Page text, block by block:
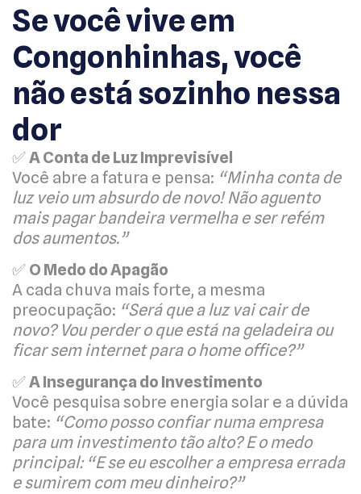
Se você vive em
Congonhinhas, você
não está sozinho nessa
dor
✅A Conta de Luz Imprevisível
Você abre a fatura e pensa: “Minha conta de
luz veio um absurdo de novo! Não aguento
mais pagar bandeira vermelha e ser refém
dos aumentos.”
✅ O Medo do Apagão
A cada chuva mais forte, a mesma
preocupação: “Será que a luz vai cair de
novo? Vou perder o que está na geladeira ou
ficar sem internet para o home office?”
✅A Insegurança do Investimento
Você pesquisa sobre energia solar e a dúvida
bate: “Como posso confiar numa empresa
para um investimento tão alto? E o medo
principal: “E se eu escolher a empresa errada
e sumirem com meu dinheiro?”